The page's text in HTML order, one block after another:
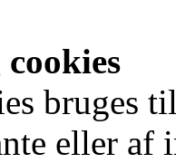
bruges
eller af